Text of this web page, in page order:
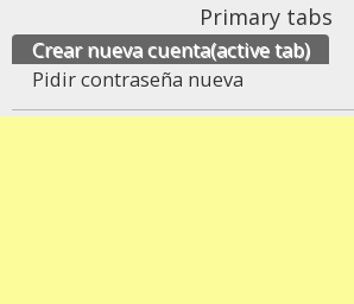
Primary tabs
Crear nueva cuenta(active tab)
Pidir contraseña nueva